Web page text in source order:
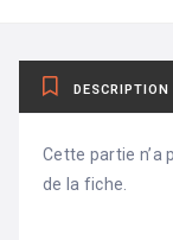
DESCRIPTION
Cette partie n’a
de la fiche.